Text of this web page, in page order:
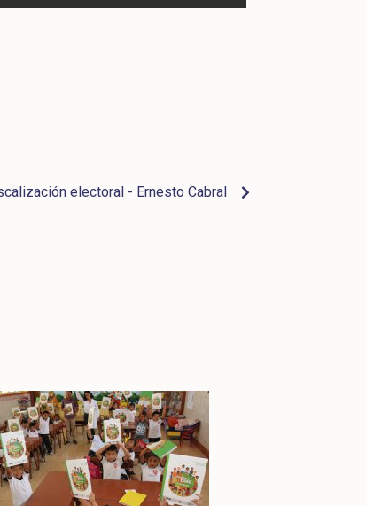
electoral - Ernesto Cabral